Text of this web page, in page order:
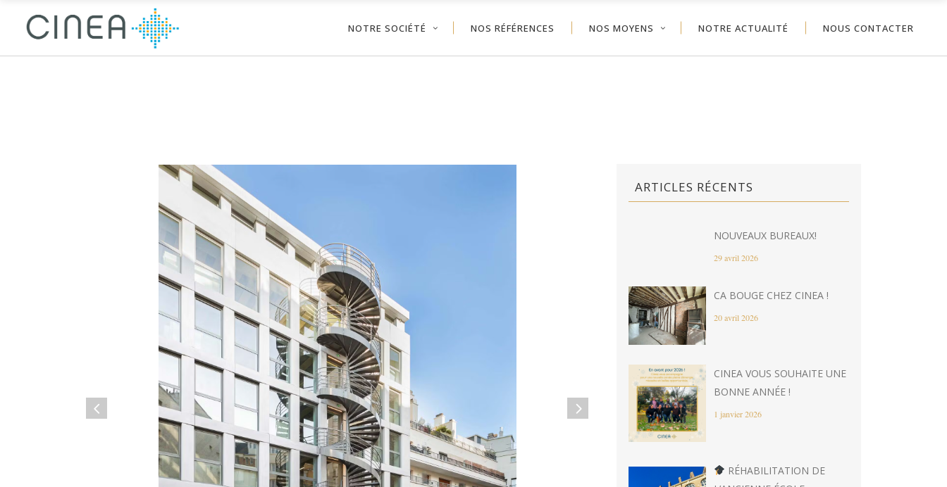
NOTRE SOCIÉTÉ NOS RÉFÉRENCES NOS MOYENS NOTRE ACTUALITÉ NOUS CONTACTER
ARTICLES RÉCENTS
NOUVEAUX BUREAUX!
29 avril 2026
CA BOUGE CHEZ CINEA !
20 avril 2026
CINEA VOUS SOUHAITE UNE
BONNE ANNÉE !
1 janvier 2026
RÉHABILITATION DE